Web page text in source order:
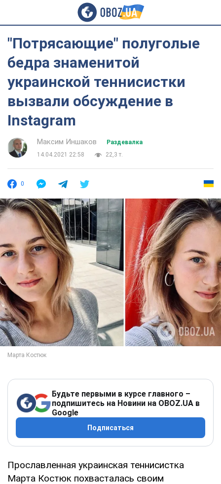
"Потрясающие" полуголые
бедра знаменитой
украинской теннисистки
вызвали обсуждение в
Instagram
Максим Иншаков
Раздевалка
14.04.2021 22:58
22,3 т.
0
Будьте первыми в курсе главного –
подпишитесь на Новини на OBOZ.UA в
Google
Подписаться
Прославленная украинская теннисистка
Марта Костюк похвасталась своим